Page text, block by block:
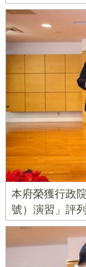
本府榮獲行政
號）演習」評